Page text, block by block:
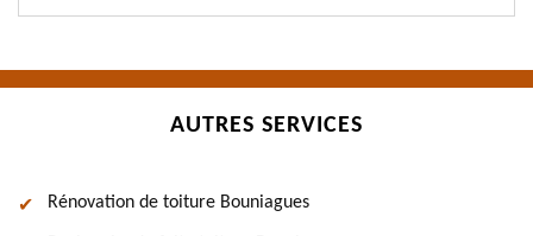
AUTRES SERVICES
Rénovation de toiture Bouniagues